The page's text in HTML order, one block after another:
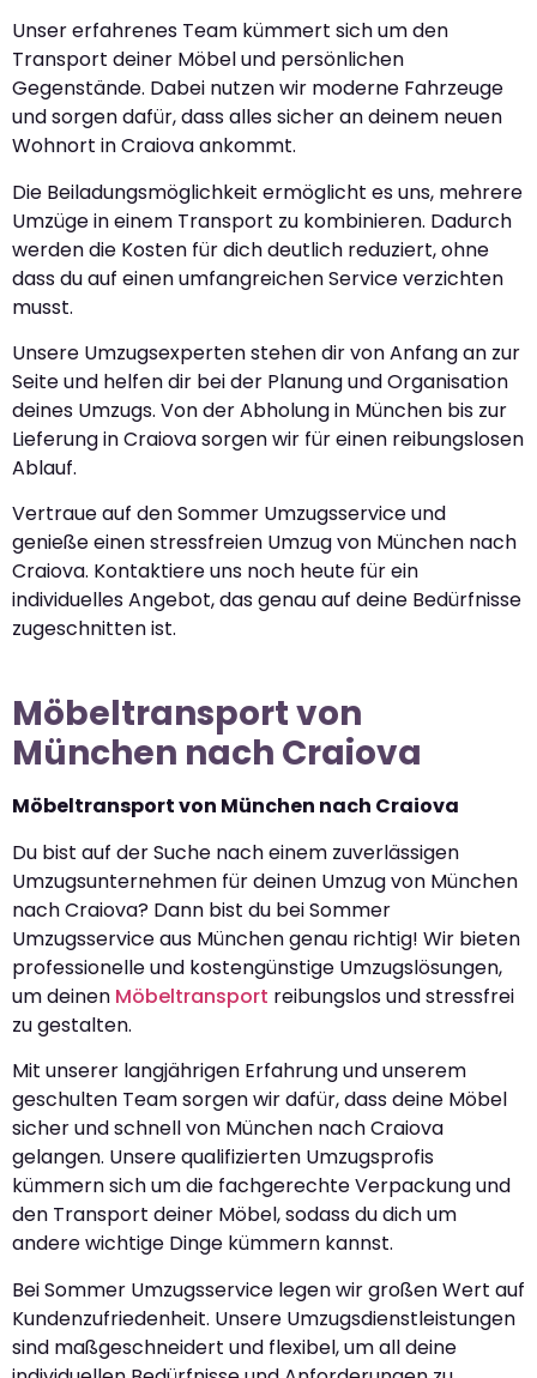
Unser erfahrenes Team kümmert sich um den
Transport deiner Möbel und persönlichen
Gegenstände. Dabei nutzen wir moderne Fahrzeuge
und sorgen dafür, dass alles sicher an deinem neuen
Wohnort in Craiova ankommt.
Die Beiladungsmöglichkeit ermöglicht es uns, mehrere
Umzüge in einem Transport zu kombinieren. Dadurch
werden die Kosten für dich deutlich reduziert, ohne
dass du auf einen umfangreichen Service verzichten
musst.
Unsere Umzugsexperten stehen dir von Anfang an zur
Seite und helfen dir bei der Planung und Organisation
deines Umzugs. Von der Abholung in München bis zur
Lieferung in Craiova sorgen wir für einen reibungslosen
Ablauf.
Vertraue auf den Sommer Umzugsservice und
genieße einen stressfreien Umzug von München nach
Craiova. Kontaktiere uns noch heute für ein
individuelles Angebot, das genau auf deine Bedürfnisse
zugeschnitten ist.
Möbeltransport von
München nach Craiova
Möbeltransport von München nach Craiova
Du bist auf der Suche nach einem zuverlässigen
Umzugsunternehmen für deinen Umzug von München
nach Craiova? Dann bist du bei Sommer
Umzugsservice aus München genau richtig! Wir bieten
professionelle und kostengünstige Umzugslösungen,
um deinen Möbeltransport reibungslos und stressfrei
zu gestalten.
Mit unserer langjährigen Erfahrung und unserem
geschulten Team sorgen wir dafür, dass deine Möbel
sicher und schnell von München nach Craiova
gelangen. Unsere qualifizierten Umzugsprofis
kümmern sich um die fachgerechte Verpackung und
den Transport deiner Möbel, sodass du dich um
andere wichtige Dinge kümmern kannst.
Bei Sommer Umzugsservice legen wir großen Wert auf
Kundenzufriedenheit. Unsere Umzugsdienstleistungen
sind maßgeschneidert und flexibel, um all deine